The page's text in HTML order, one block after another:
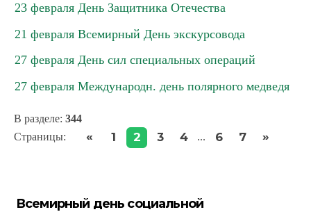
23 февраля День Защитника Отечества
21 февраля Всемирный День экскурсовода
27 февраля День сил специальных операций
27 февраля Международн. день полярного медведя
В разделе: 344
Страницы: « 1 2 3 4 ... 6 7 »
Всемирный день социальной